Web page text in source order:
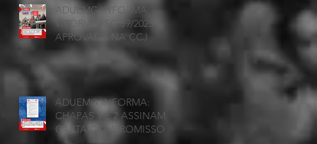
ADUEMG INFORMA:
VITÓRIA, PEC 59/2025
APROVADA NA CCJ
ADUEMG INFORMA:
CHAPAS 1 E 2 ASSINAM
CARTA COMPROMISSO